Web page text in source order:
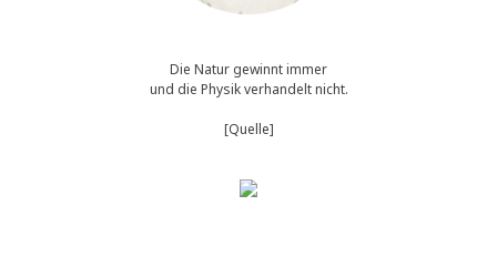
Die Natur gewinnt immer
und die Physik verhandelt nicht.
[Quelle]